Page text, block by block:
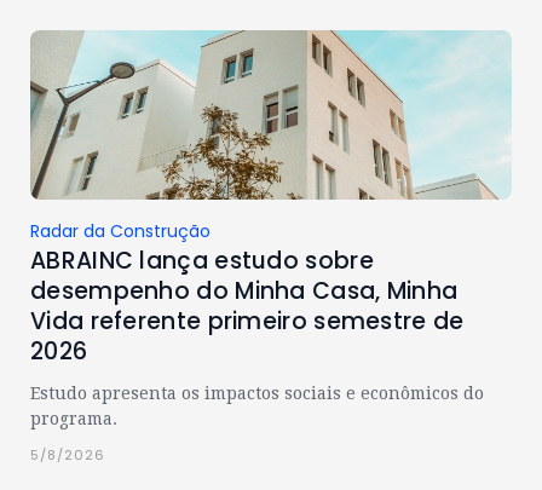
Radar da Construção
ABRAINC lança estudo sobre
desempenho do Minha Casa, Minha
Vida referente primeiro semestre de
2026
Estudo apresenta os impactos sociais e econômicos do
programa.
5/8/2026